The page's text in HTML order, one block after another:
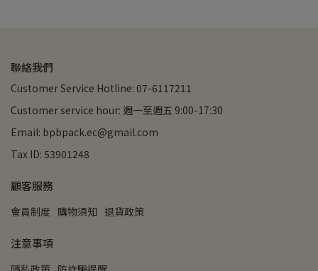
聯絡我們
Customer Service Hotline: 07-6117211
Customer service hour: 週一至週五 9:00-17:30
Email: bpbpack.ec@gmail.com
Tax ID: 53901248
顧客服務
會員制度 購物須知 退貨政策
注意事項